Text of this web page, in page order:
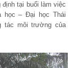
tại buổi làm việc
học – Đại học Thái
tác môi trường của